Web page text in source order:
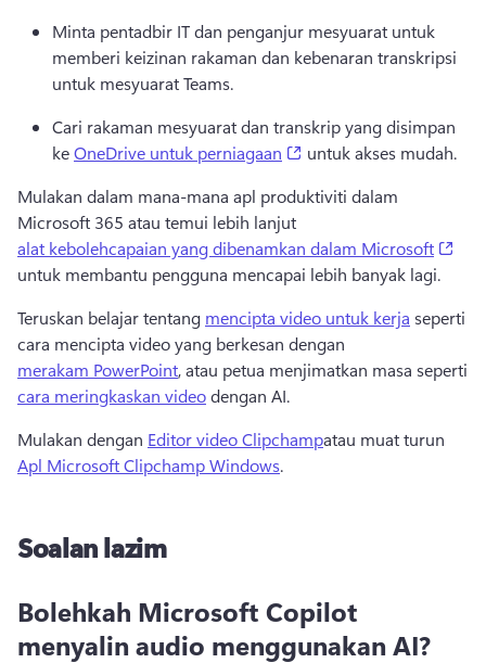
Minta pentadbir IT dan penganjur mesyuarat untuk
memberi keizinan rakaman dan kebenaran transkripsi
untuk mesyuarat Teams.
Cari rakaman mesyuarat dan transkrip yang disimpan
ke OneDrive untuk perniagaan (opens in a new tab)
untuk akses mudah.
Mulakan dalam mana-mana apl produktiviti dalam
Microsoft 365 atau temui lebih lanjut
alat kebolehcapaian yang dibenamkan dalam Microsoft
untuk membantu pengguna mencapai lebih banyak lagi.
Teruskan belajar tentang mencipta video untuk kerja seperti
cara mencipta video yang berkesan dengan
merakam PowerPoint
cara meringkaskan video dengan AI.
Mulakan dengan Editor video Clipchampatau muat turun
Apl Microsoft Clipchamp Windows.
Soalan lazim
Bolehkah Microsoft Copilot
menyalin audio menggunakan AI?